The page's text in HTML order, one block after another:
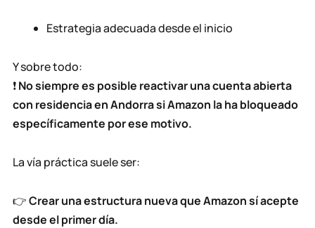
Estrategia adecuada desde el inicio
Y sobre todo:
❗No siempre es posible reactivar una cuenta abierta
con residencia en Andorra si Amazon la ha bloqueado
específicamente por ese motivo.
La vía práctica suele ser:
👉Crear una estructura nueva que Amazon sí acepte
desde el primer día.